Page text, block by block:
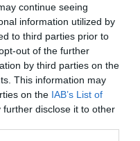
continue seeing
information utilized by
to third parties prior to
out of the further
by third parties on the
This information may
on the IAB’s List of
further disclose it to other
στην
χώρους